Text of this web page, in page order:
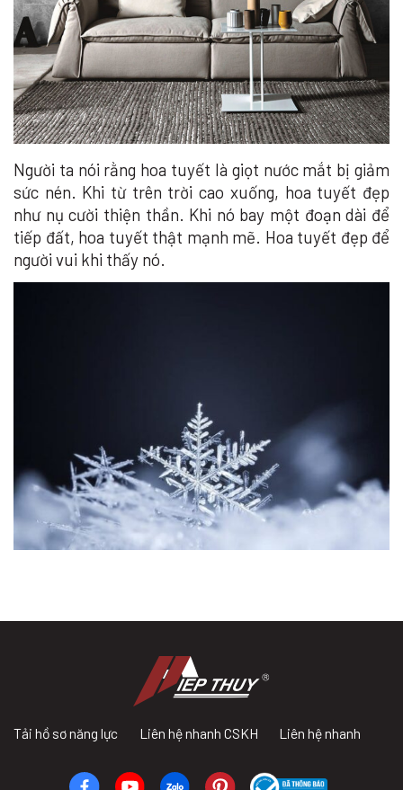
Người ta nói rằng hoa tuyết là giọt nước mắt bị giảm
sức nén. Khi từ trên trời cao xuống, hoa tuyết đẹp
như nụ cười thiện thần. Khi nó bay một đoạn dài để
tiếp đất, hoa tuyết thật mạnh mẽ. Hoa tuyết đẹp để
người vui khi thấy nó.
Tải hồ sơ năng lực Liên hệ nhanh CSKH Liên hệ nhanh